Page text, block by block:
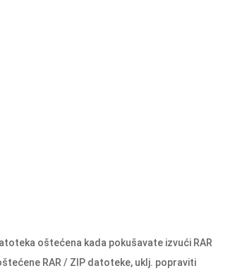
oštećena kada pokušavate izvući RAR
RAR / ZIP datoteke, uklj. popraviti